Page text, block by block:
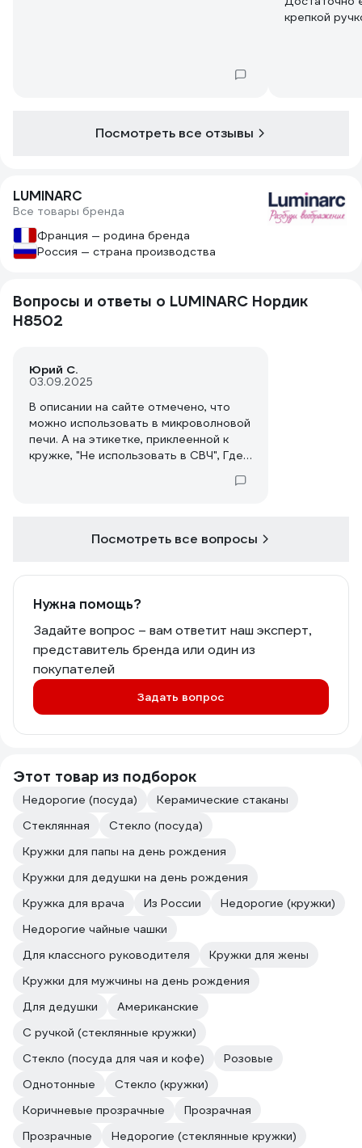
крепкой
Посмотреть все отзывы
LUMINARC
Все товары бренда
Франция — родина бренда
Россия — страна производства
Вопросы и ответы о LUMINARC Нордик
H8502
Юрий С.
03.09.2025
В описании на сайте отмечено, что
можно использовать в микроволновой
печи. А на этикетке, приклеенной к
кружке, "Не использовать в СВЧ", Где
Посмотреть все вопросы
Нужна помощь?
Задайте вопрос – вам ответит наш эксперт,
представитель бренда или один из
покупателей
Задать вопрос
Этот товар из подборок
Недорогие (посуда)
Керамические стаканы
Стеклянная
Стекло (посуда)
Кружки для папы на день рождения
Кружки для дедушки на день рождения
Кружка для врача
Из России
Недорогие (кружки)
Недорогие чайные чашки
Для классного руководителя
Кружки для жены
Кружки для мужчины на день рождения
Для дедушки
Американские
С ручкой (стеклянные кружки)
Стекло (посуда для чая и кофе)
Розовые
Однотонные
Стекло (кружки)
Коричневые прозрачные
Прозрачная
Прозрачные
Недорогие (стеклянные кружки)